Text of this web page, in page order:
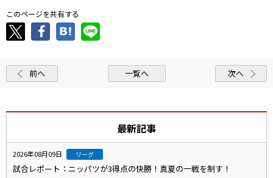
このページを共有する
前へ 一覧へ 次へ
最新記事
2026年08月09日 リーグ
試合レポート：ニッパツが3得点の快勝！真夏の一戦を制す！